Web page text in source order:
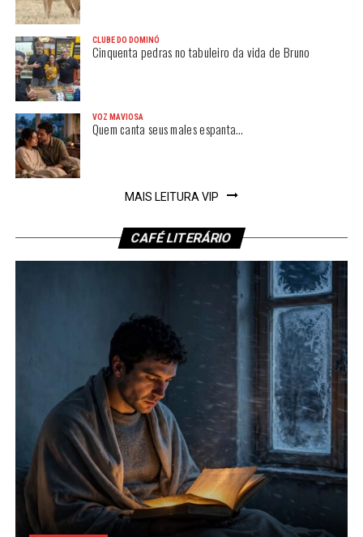
CLUBE DO DOMINÓ
Cinquenta pedras no tabuleiro da vida de Bruno
VOZ MAVIOSA
Quem canta seus males espanta…
MAIS LEITURA VIP
CAFÉ LITERÁRIO